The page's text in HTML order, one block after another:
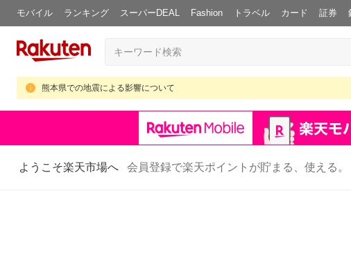
モバイル ランキング スーパーDEAL Fashion トラベル カード 証券
熊本県での地震による影響について
ようこそ楽天市場へ 会員登録で楽天ポイントが貯まる、使える。